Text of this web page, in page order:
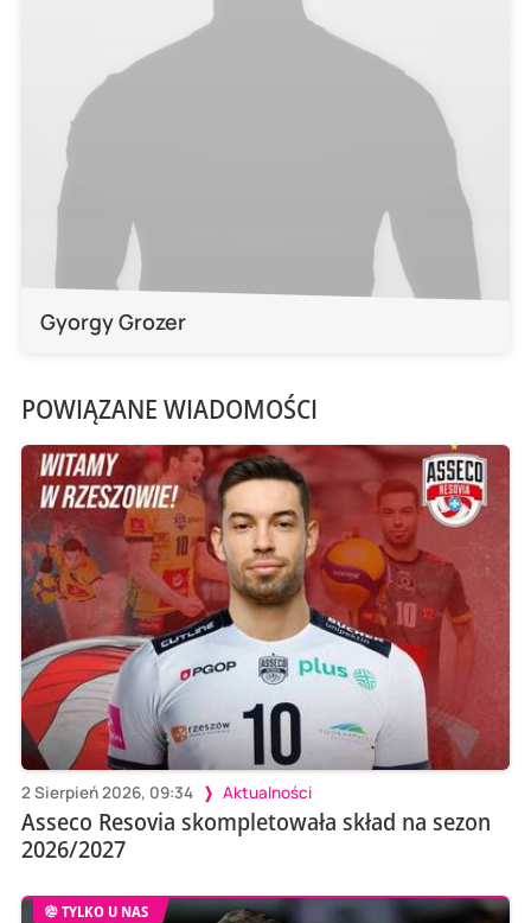
Gyorgy Grozer
POWIĄZANE WIADOMOŚCI
2 Sierpień 2026, 09:34 Aktualności
Asseco Resovia skompletowała skład na sezon
2026/2027
TYLKO U NAS